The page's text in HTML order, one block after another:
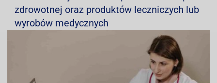
zdrowotnej oraz produktów leczniczych lub
wyrobów medycznych